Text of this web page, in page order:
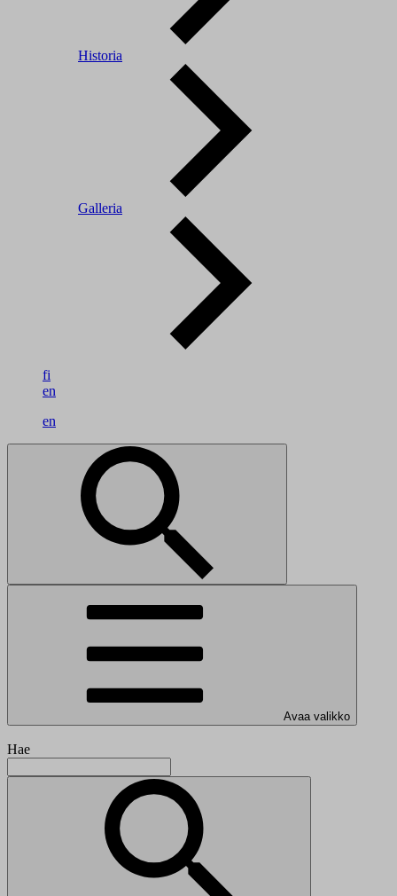
Historia
Galleria
fi
en
en
Avaa valikko
Hae